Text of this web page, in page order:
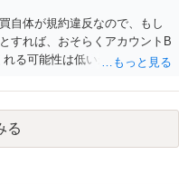
自体が規約違反なので、もし
すれば、おそらくアカウントB
る可能性は低いかもしれませ
許されているゲーム（海外の
者もいます）であれば結論は
る